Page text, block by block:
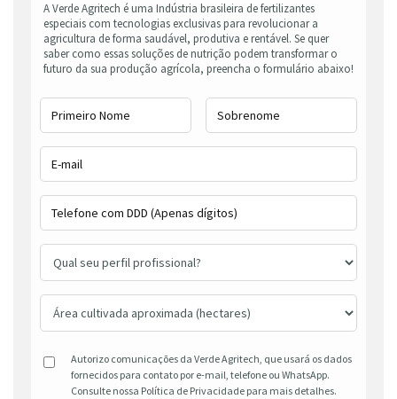
A Verde Agritech é uma Indústria brasileira de fertilizantes
especiais com tecnologias exclusivas para revolucionar a
agricultura de forma saudável, produtiva e rentável. Se quer
saber como essas soluções de nutrição podem transformar o
futuro da sua produção agrícola, preencha o formulário abaixo!
Autorizo comunicações da Verde Agritech, que usará os dados
fornecidos para contato por e-mail, telefone ou WhatsApp.
Consulte nossa Política de Privacidade para mais detalhes.